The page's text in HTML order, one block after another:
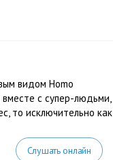
видом Homo
с супер-людьми,
то исключительно как
Слушать онлайн